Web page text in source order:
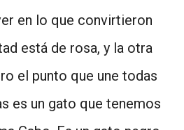
en lo que convirtieron
está de rosa, y la otra
el punto que une todas
es un gato que tenemos